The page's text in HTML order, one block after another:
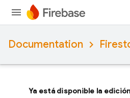
Documentation
Ya está disponible la